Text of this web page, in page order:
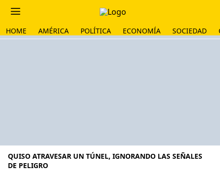
HOME AMÉRICA POLÍTICA ECONOMÍA SOCIEDAD
QUISO ATRAVESAR UN TÚNEL, IGNORANDO LAS SEÑALES
DE PELIGRO